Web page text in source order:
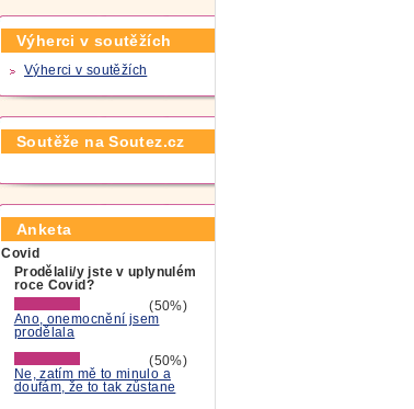
Výherci v soutěžích
Výherci v soutěžích
Soutěže na Soutez.cz
Anketa
Covid
Prodělali/y jste v uplynulém
roce Covid?
(50%)
Ano, onemocnění jsem
prodělala
(50%)
Ne, zatím mě to minulo a
doufám, že to tak zůstane